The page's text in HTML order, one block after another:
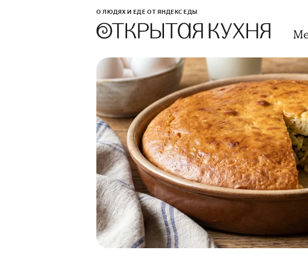
О ЛЮДЯХ И ЕДЕ ОТ ЯНДЕКС ЕДЫ